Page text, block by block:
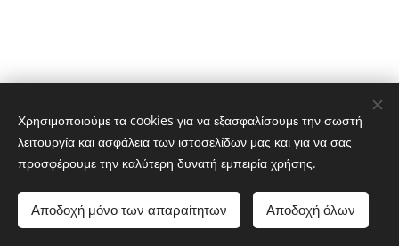
© 2025 All rights reserved
Cookies
English
Ελληνικά
Χρησιμοποιούμε τα cookies για να εξασφαλίσουμε την σωστή
λειτουργία και ασφάλεια των ιστοσελίδων μας και για να σας
προσφέρουμε την καλύτερη δυνατή εμπειρία χρήσης.
Αποδοχή μόνο των απαραίτητων Αποδοχή όλων